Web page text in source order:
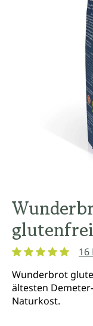
16
Wunderbrot
ältesten
Naturkost.